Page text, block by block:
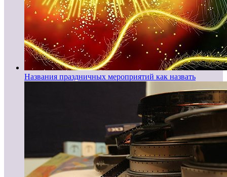
Названия праздничных мероприятий как назвать